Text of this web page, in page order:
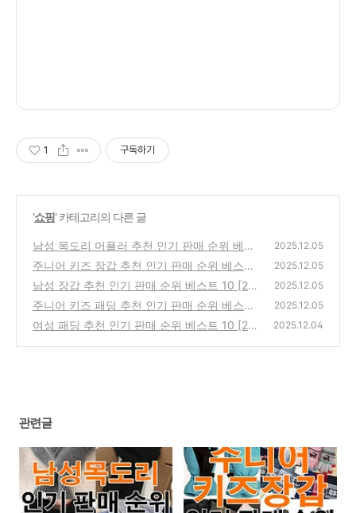
1 구독하기
'쇼핑' 카테고리의 다른 글
남성 목도리 머플러 추천 인기 판매 순위 베스
트 10 [2025년 12월 2주차]
(0)
2025.12.05
주니어 키즈 장갑 추천 인기 판매 순위 베스트
10 [2025년 12월 2주차]
(0)
2025.12.05
남성 장갑 추천 인기 판매 순위 베스트 10 [20
25년 12월 2주차]
(0)
2025.12.05
주니어 키즈 패딩 추천 인기 판매 순위 베스트
10 [2025년 12월 2주차]
(0)
2025.12.05
여성 패딩 추천 인기 판매 순위 베스트 10 [20
2025.12.04
관련글